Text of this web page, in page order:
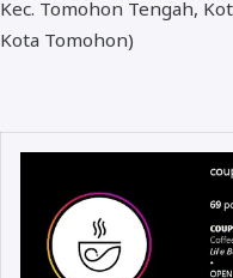
Kec. Tomohon Tengah,
Kota Tomohon)